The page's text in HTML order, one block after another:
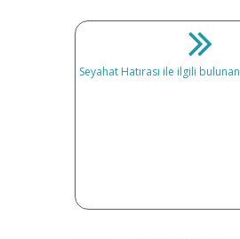
Seyahat Hatırası ile ilgili